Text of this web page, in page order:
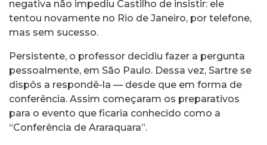
negativa não impediu Castilho de insistir: ele
tentou novamente no Rio de Janeiro, por telefone,
mas sem sucesso.
Persistente, o professor decidiu fazer a pergunta
pessoalmente, em São Paulo. Dessa vez, Sartre se
dispôs a respondê-la — desde que em forma de
conferência. Assim começaram os preparativos
para o evento que ficaria conhecido como a
“Conferência de Araraquara”.